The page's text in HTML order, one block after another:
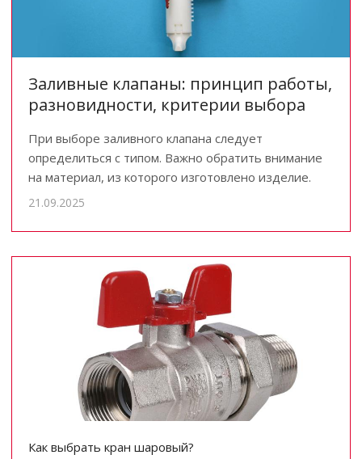
Заливные клапаны: принцип работы,
разновидности, критерии выбора
При выборе заливного клапана следует
определиться с типом. Важно обратить внимание
на материал, из которого изготовлено изделие.
21.09.2025
Как выбрать кран шаровый?